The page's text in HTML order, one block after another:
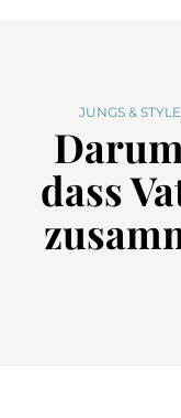
JUNGS & STYLE
dass